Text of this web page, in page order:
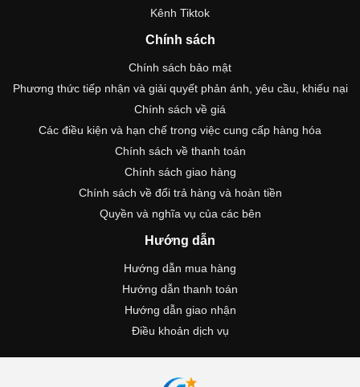
Kênh Tiktok
Chính sách
Chính sách bảo mật
Phương thức tiếp nhận và giải quyết phản ánh, yêu cầu, khiếu nại
Chính sách về giá
Các điều kiện và hạn chế trong việc cung cấp hàng hóa
Chính sách về thanh toán
Chính sách giao hàng
Chính sách về đổi trả hàng và hoàn tiền
Quyền và nghĩa vụ của các bên
Hướng dẫn
Hướng dẫn mua hàng
Hướng dẫn thanh toán
Hướng dẫn giao nhận
Điều khoản dịch vụ